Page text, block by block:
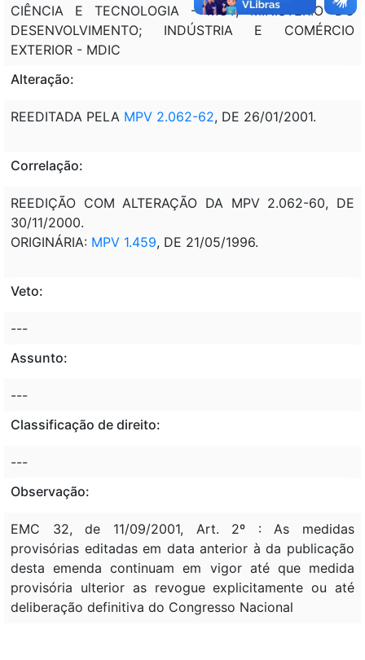
CIÊNCIA E TECNOLOGIA - MCT; MINISTÉRIO DO
DESENVOLVIMENTO; INDÚSTRIA E COMÉRCIO
EXTERIOR - MDIC
Alteração:
REEDITADA PELA MPV 2.062-62, DE 26/01/2001.
Correlação:
REEDIÇÃO COM ALTERAÇÃO DA MPV 2.062-60, DE
30/11/2000.
ORIGINÁRIA: MPV 1.459, DE 21/05/1996.
Veto:
---
Assunto:
---
Classificação de direito:
---
Observação:
EMC 32, de 11/09/2001, Art. 2º : As medidas
provisórias editadas em data anterior à da publicação
desta emenda continuam em vigor até que medida
provisória ulterior as revogue explicitamente ou até
deliberação definitiva do Congresso Nacional